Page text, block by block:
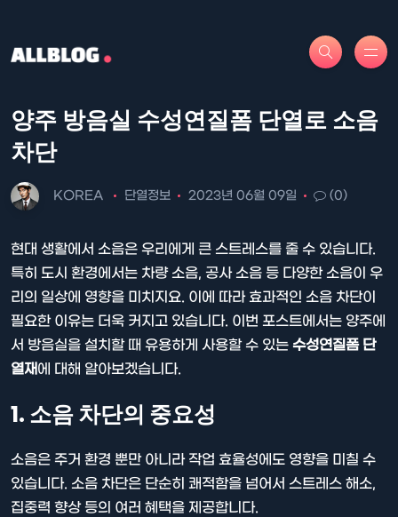
양주 방음실 수성연질폼 단열로 소음
차단
KOREA 단열정보 2023년 06월 09일 (0)
현대 생활에서 소음은 우리에게 큰 스트레스를 줄 수 있습니다.
특히 도시 환경에서는 차량 소음, 공사 소음 등 다양한 소음이 우
리의 일상에 영향을 미치지요. 이에 따라 효과적인 소음 차단이
필요한 이유는 더욱 커지고 있습니다. 이번 포스트에서는 양주에
서 방음실을 설치할 때 유용하게 사용할 수 있는 수성연질폼 단
열재에 대해 알아보겠습니다.
1. 소음 차단의 중요성
소음은 주거 환경 뿐만 아니라 작업 효율성에도 영향을 미칠 수
있습니다. 소음 차단은 단순히 쾌적함을 넘어서 스트레스 해소,
집중력 향상 등의 여러 혜택을 제공합니다.